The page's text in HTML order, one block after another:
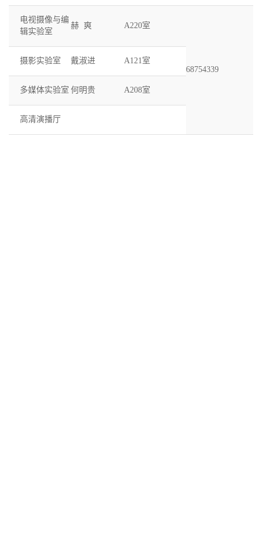
电视摄像与编
辑实验室
赫 爽 A220室
68754339
摄影实验室 戴淑进 A121室
多媒体实验室 何明贵 A208室
高清演播厅